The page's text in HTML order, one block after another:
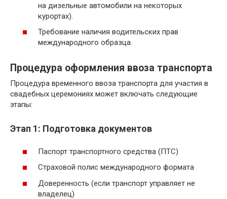
на дизельные автомобили на некоторых
курортах).
Требование наличия водительских прав
международного образца.
Процедура оформления ввоза транспорта
Процедура временного ввоза транспорта для участия в
свадебных церемониях может включать следующие
этапы:
Этап 1: Подготовка документов
Паспорт транспортного средства (ПТС)
Страховой полис международного формата
Доверенность (если транспорт управляет не
владелец)